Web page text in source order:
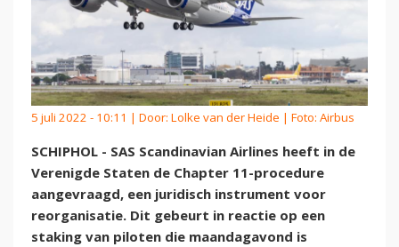
5 juli 2022 - 10:11 | Door: Lolke van der Heide | Foto: Airbus
SCHIPHOL - SAS Scandinavian Airlines heeft in de
Verenigde Staten de Chapter 11-procedure
aangevraagd, een juridisch instrument voor
reorganisatie. Dit gebeurt in reactie op een
staking van piloten die maandagavond is